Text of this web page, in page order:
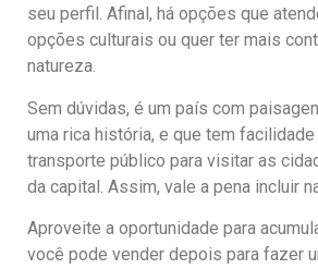
seu perfil. Afinal, há opções que
opções culturais ou quer ter mais
natureza.
Sem dúvidas, é um país com
uma rica história, e que tem
transporte público para visitar as
da capital. Assim, vale a pena incluir
Aproveite a oportunidade para
você pode vender depois para fazer